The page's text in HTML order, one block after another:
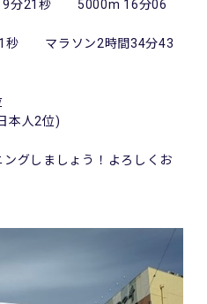
分21秒 5000m 16分06
秒 マラソン2時間34分43
本人2位)
グしましょう！よろしくお